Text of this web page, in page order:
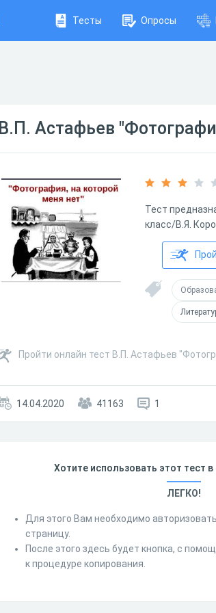
Тесты Опросы
В.П. Астафьев
Тест
класс/В.Я.
Пройти онлайн тест В.П. Астафьев
14.04.2020 41163 1
Хотите использовать этот тест
ЛЕГКО!
Для этого Вам необходимо
страницу.
После этого здесь будет кнопка, с
к процедуре копирования.